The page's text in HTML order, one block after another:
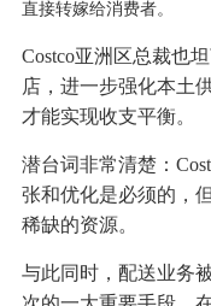
直接转嫁给消费者。
Costco亚洲区总裁也
店，进一步强化本土
才能实现收支平衡。
潜台词非常清楚：
张和优化是必须的，
稀缺的资源。
与此同时，配送业务